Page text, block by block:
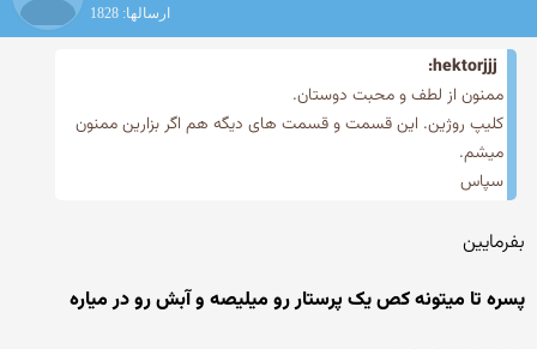
ارسالها: 1828
hektorjjj:
ممنون از لطف و محبت دوستان.
کلیپ روژین. این قسمت و قسمت های دیگه هم اگر بزارین ممنون
میشم.
سپاس
بفرمایین
پسره تا میتونه کص یک پرستار رو میلیصه و آبش رو در میاره